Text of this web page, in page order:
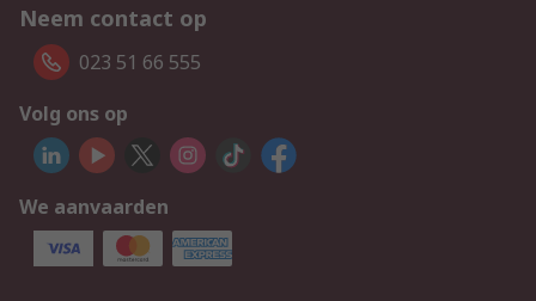
Neem contact op
023 51 66 555
Volg ons op
We aanvaarden